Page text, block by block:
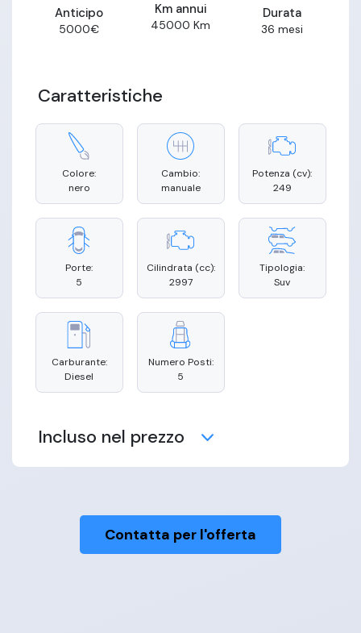
Anticipo
5000€
Km annui
45000 Km
Durata
36 mesi
Caratteristiche
Colore:
nero
Cambio:
manuale
Potenza (cv):
249
Porte:
5
Cilindrata (cc):
2997
Tipologia:
Suv
Carburante:
Diesel
Numero Posti:
5
Incluso nel prezzo
Manutenzione
Copertura
Assicurativa
Contatta per l'offerta